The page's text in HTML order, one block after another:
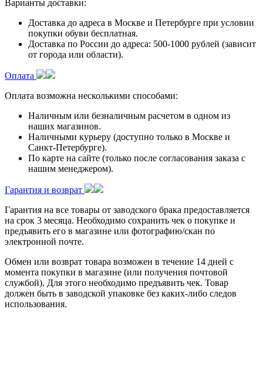
Варианты доставки:
Доставка до адреса в Москве и Петербурге при условии
покупки обуви бесплатная.
Доставка по России до адреса: 500-1000 рублей (зависит
от города или области).
Оплата
Оплата возможна несколькими способами:
Наличным или безналичным расчетом в одном из
наших магазинов.
Наличными курьеру (доступно только в Москве и
Санкт-Петербурге).
По карте на сайте (только после согласования заказа с
нашим менеджером).
Гарантия и возврат
Гарантия на все товары от заводского брака предоставляется
на срок 3 месяца. Необходимо сохранить чек о покупке и
предъявить его в магазине или фотографию/скан по
электронной почте.
Обмен или возврат товара возможен в течение 14 дней с
момента покупки в магазине (или получения почтовой
службой). Для этого необходимо предъявить чек. Товар
должен быть в заводской упаковке без каких-либо следов
использования.